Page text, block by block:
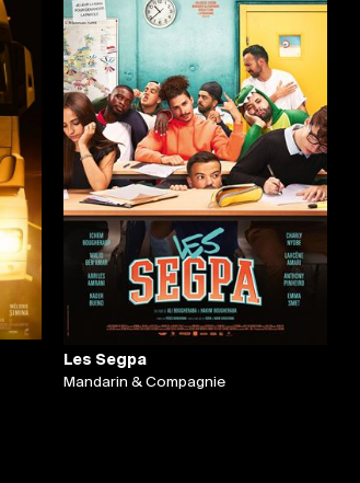
Les Segpa
Mandarin & Compagnie